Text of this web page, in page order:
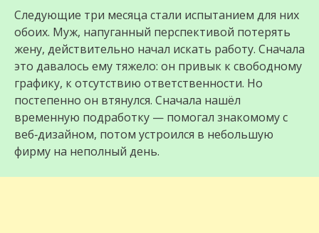
Следующие три месяца стали испытанием для них
обоих. Муж, напуганный перспективой потерять
жену, действительно начал искать работу. Сначала
это давалось ему тяжело: он привык к свободному
графику, к отсутствию ответственности. Но
постепенно он втянулся. Сначала нашёл
временную подработку — помогал знакомому с
веб‑дизайном, потом устроился в небольшую
фирму на неполный день.